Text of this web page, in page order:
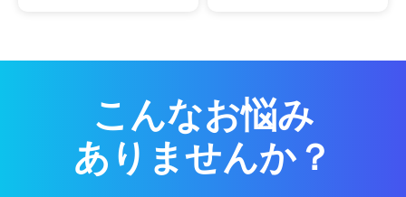
こんなお悩み
ありませんか？